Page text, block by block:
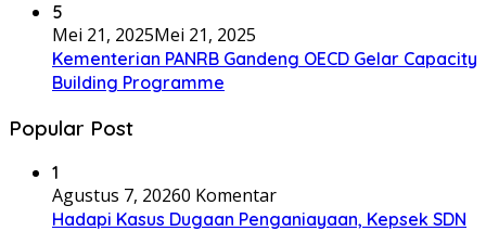
5
Mei 21, 2025Mei 21, 2025
Kementerian PANRB Gandeng OECD Gelar Capacity
Building Programme
Popular Post
1
Agustus 7, 20260 Komentar
Hadapi Kasus Dugaan Penganiayaan, Kepsek SDN